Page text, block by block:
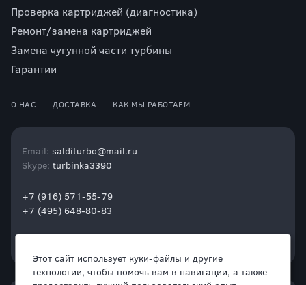
Проверка картриджей (диагностика)
Ремонт/замена картриджей
Замена чугунной части турбины
Гарантии
О НАС ДОСТАВКА КАК МЫ РАБОТАЕМ
Email: salditurbo@mail.ru
Skype: turbinka3390
+7 (916) 571-55-79
+7 (495) 648-80-83
Этот сайт использует куки-файлы и другие
технологии, чтобы помочь вам в навигации, а также